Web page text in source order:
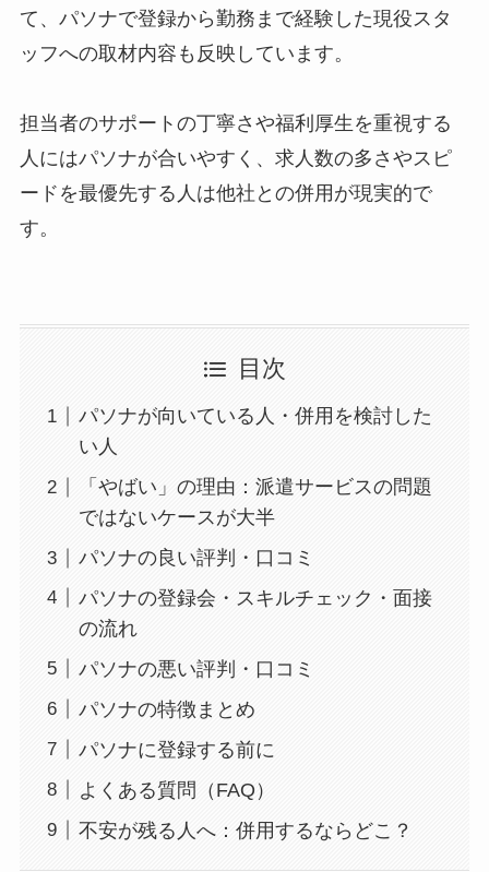
て、パソナで登録から勤務まで経験した現役スタ
ッフへの取材内容も反映しています。
担当者のサポートの丁寧さや福利厚生を重視する
人にはパソナが合いやすく、求人数の多さやスピ
ードを最優先する人は他社との併用が現実的で
す。
目次
パソナが向いている人・併用を検討した
い人
「やばい」の理由：派遣サービスの問題
ではないケースが大半
パソナの良い評判・口コミ
パソナの登録会・スキルチェック・面接
の流れ
パソナの悪い評判・口コミ
パソナの特徴まとめ
パソナに登録する前に
よくある質問（FAQ）
不安が残る人へ：併用するならどこ？